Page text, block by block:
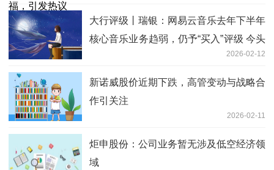
大行评级丨瑞银：网易云音乐去年下半年
核心音乐业务趋弱，仍予“买入”评级 今头
2026-02-12
新诺威股价近期下跌，高管变动与战略合
作引关注
2026-02-11
炬申股份：公司业务暂无涉及低空经济领
域